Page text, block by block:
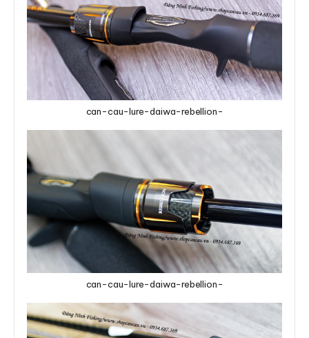
can-cau-lure-daiwa-rebellion-
can-cau-lure-daiwa-rebellion-